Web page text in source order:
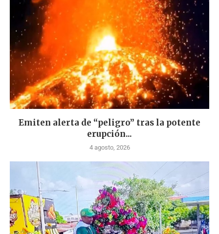
Emiten alerta de “peligro” tras la potente
erupción...
4 agosto, 2026